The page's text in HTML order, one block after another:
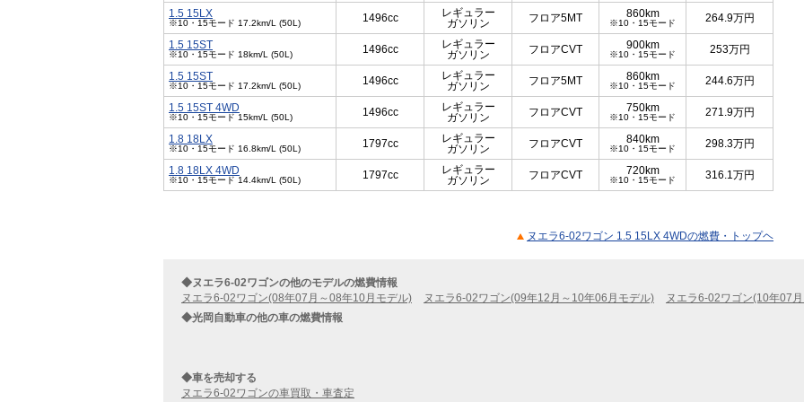
1.5 15LX
※10・15モード 17.2km/L (50L) 1496cc
レギュラー
ガソリン
フロア5MT 860km
※10・15モード 264.9万円
1.5 15ST
※10・15モード 18km/L (50L) 1496cc
レギュラー
ガソリン
フロアCVT 900km
※10・15モード 253万円
1.5 15ST
※10・15モード 17.2km/L (50L) 1496cc
レギュラー
ガソリン
フロア5MT 860km
※10・15モード 244.6万円
1.5 15ST 4WD
※10・15モード 15km/L (50L) 1496cc
レギュラー
ガソリン
フロアCVT 750km
※10・15モード 271.9万円
1.8 18LX
※10・15モード 16.8km/L (50L) 1797cc
レギュラー
ガソリン
フロアCVT 840km
※10・15モード 298.3万円
1.8 18LX 4WD
※10・15モード 14.4km/L (50L) 1797cc
レギュラー
ガソリン
フロアCVT 720km
※10・15モード 316.1万円
ヌエラ6-02ワゴン 1.5 15LX 4WDの燃費・トップヘ
◆ヌエラ6-02ワゴンの他のモデルの燃費情報
ヌエラ6-02ワゴン(08年07月～08年10月モデル)
ヌエラ6-02ワゴン(09年12月～10年06月モデル)
ヌエラ6-02ワゴン(10年07
◆光岡自動車の他の車の燃費情報
◆車を売却する
ヌエラ6-02ワゴンの車買取・車査定